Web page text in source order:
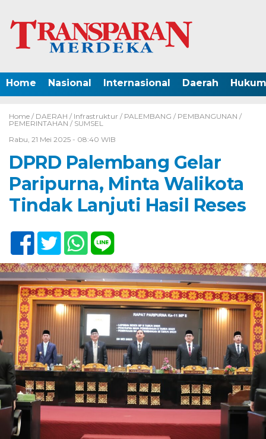
Home Nasional Internasional Daerah
Home / DAERAH / Infrastruktur / PALEMBANG / PEMBANGUNAN /
PEMERINTAHAN / SUMSEL
Rabu, 21 Mei 2025 - 08:40 WIB
DPRD Palembang Gelar
Paripurna, Minta Walikota
Tindak Lanjuti Hasil Reses